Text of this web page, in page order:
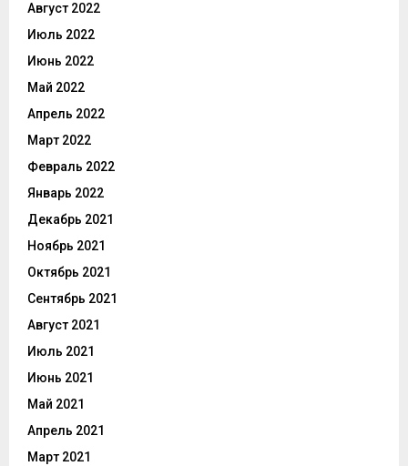
Август 2022
Июль 2022
Июнь 2022
Май 2022
Апрель 2022
Март 2022
Февраль 2022
Январь 2022
Декабрь 2021
Ноябрь 2021
Октябрь 2021
Сентябрь 2021
Август 2021
Июль 2021
Июнь 2021
Май 2021
Апрель 2021
Март 2021